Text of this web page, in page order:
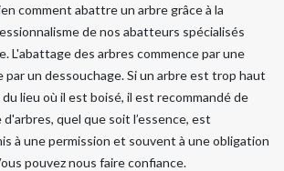
comment abattre un arbre grâce à la
de nos abatteurs spécialisés
L'abattage des arbres commence par une
un dessouchage. Si un arbre est trop haut
lieu où il est boisé, il est recommandé de
quel que soit l’essence, est
à une permission et souvent à une obligation
pouvez nous faire confiance.